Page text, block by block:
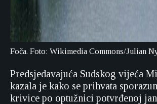
Foča. Foto: Wikimedia Commons/Julian
Predsjedavajuća Sudskog vijeća
kazala je kako se prihvata
krivice po optužnici potvrđenoj